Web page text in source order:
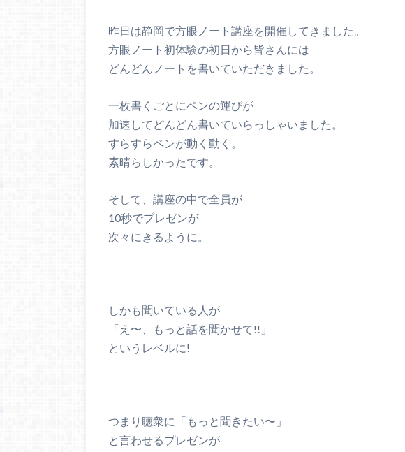
昨日は静岡で方眼ノート講座を開催してきました。
方眼ノート初体験の初日から皆さんには
どんどんノートを書いていただきました。
一枚書くごとにペンの運びが
加速してどんどん書いていらっしゃいました。
すらすらペンが動く動く。
素晴らしかったです。
そして、講座の中で全員が
10秒でプレゼンが
次々にきるように。
しかも聞いている人が
「え〜、もっと話を聞かせて!!」
というレベルに!
つまり聴衆に「もっと聞きたい〜」
と言わせるプレゼンが